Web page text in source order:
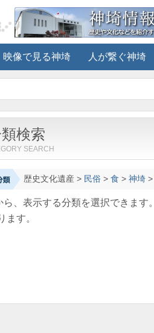
映像で見る神埼 人が繋ぐ神埼
検索
SEARCH
歴史文化遺産> 民俗> 食 > 神埼>
、表示する分類を選択できます。
ます。